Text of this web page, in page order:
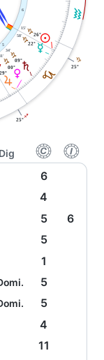
J
K
5
6
I
25°
J
25°
R
29° P
00°
J S
09°
J
34' O
22°
J
58' M
26°
J
15'
Dig f g
6
4
5 6
5
1
5
5
4
11